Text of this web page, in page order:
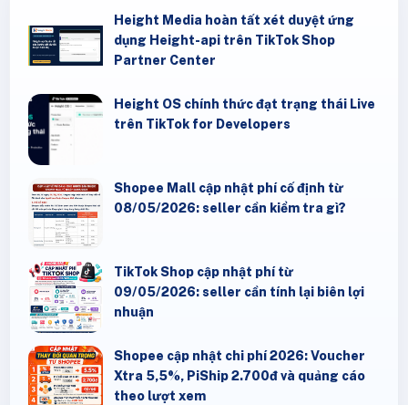
Height Media hoàn tất xét duyệt ứng
dụng Height-api trên TikTok Shop
Partner Center
Height OS chính thức đạt trạng thái Live
trên TikTok for Developers
Shopee Mall cập nhật phí cố định từ
08/05/2026: seller cần kiểm tra gì?
TikTok Shop cập nhật phí từ
09/05/2026: seller cần tính lại biên lợi
nhuận
Shopee cập nhật chi phí 2026: Voucher
Xtra 5,5%, PiShip 2.700đ và quảng cáo
theo lượt xem